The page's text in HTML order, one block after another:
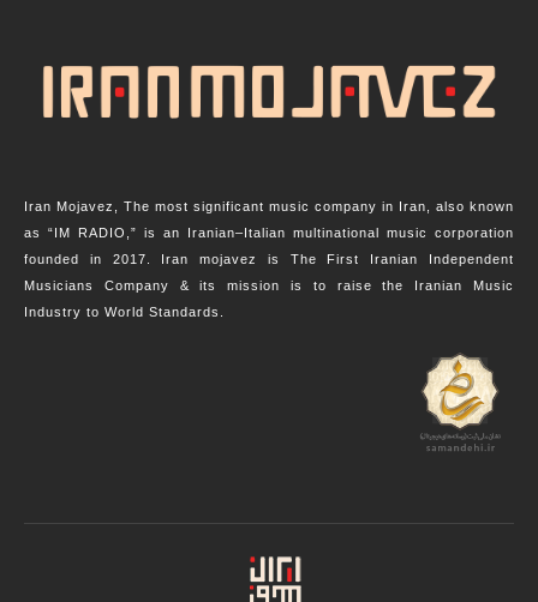
Iran Mojavez, The most significant music company in Iran, also known
as “IM RADIO,” is an Iranian–Italian multinational music corporation
founded in 2017. Iran mojavez is The First Iranian Independent
Musicians Company & its mission is to raise the Iranian Music
Industry to World Standards.